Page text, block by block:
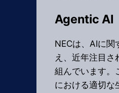
Agentic AI
NECは、AIに関
え、近年注目
組んでいます。
における適切な